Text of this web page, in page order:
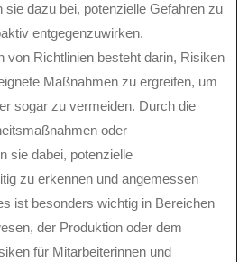
sie dazu bei, potenzielle Gefahren zu
entgegenzuwirken.
von Richtlinien besteht darin, Risiken
Maßnahmen zu ergreifen, um
sogar zu vermeiden. Durch die
oder
sie dabei, potenzielle
zu erkennen und angemessen
ist besonders wichtig in Bereichen
der Produktion oder dem
für Mitarbeiterinnen und